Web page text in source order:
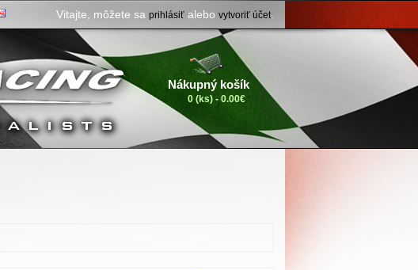
Vitajte, môžete sa prihlásiť alebo vytvoriť účet
Nákupný košík
0 (ks) - 0.00€